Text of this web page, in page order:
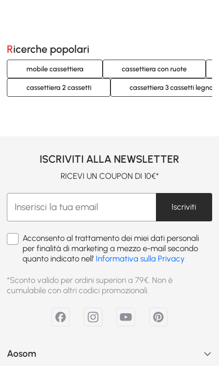
Ricerche popolari
mobile cassettiera cassettiera con ruote
cassettiera 2 cassetti cassettiera 3 cassetti legno
ISCRIVITI ALLA NEWSLETTER
RICEVI UN COUPON DI 10€*
Iscriviti
Acconsento al trattamento dei miei dati personali
per finalità di marketing a mezzo e-mail secondo
quanto indicato nell' Informativa sulla Privacy
*Sconto valido per ordini superiori a 79€. Non è
cumulabile con altri codici promozionali.
Aosom